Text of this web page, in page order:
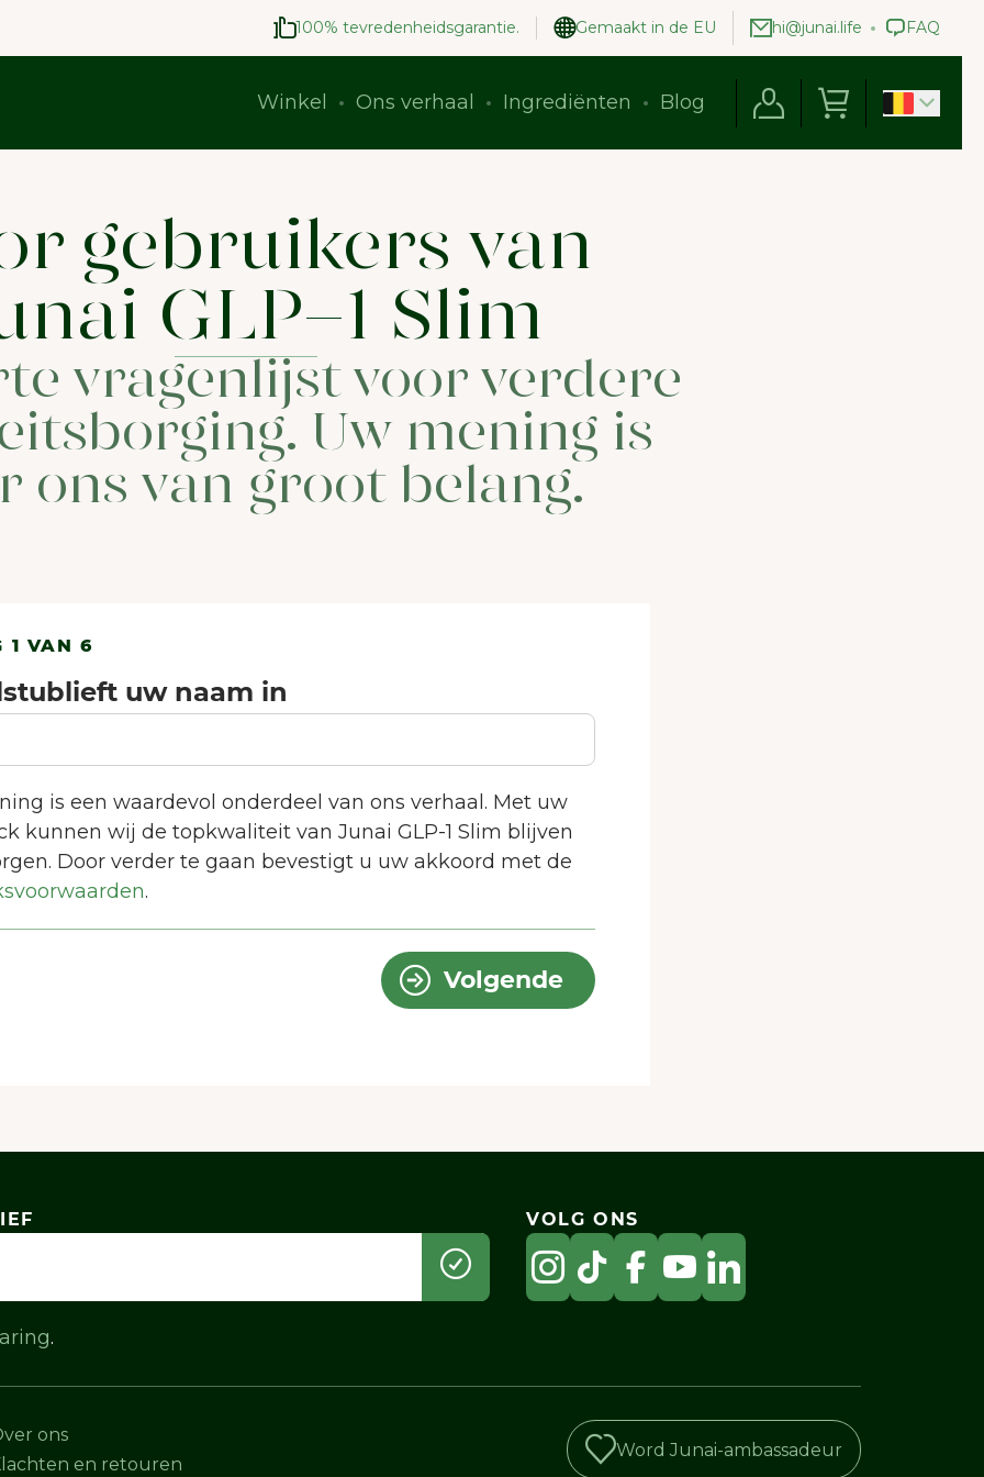
100% tevredenheidsgarantie. Gemaakt in de EU hi@junai.life FAQ
Winkel Ons verhaal Ingrediënten Blog
gebruikers van
GLP-1 Slim
vragenlijst voor verdere
Uw mening is
ons van groot belang.
1 VAN 6
uw naam in
is een waardevol onderdeel van ons verhaal. Met uw
kunnen wij de topkwaliteit van Junai GLP-1 Slim blijven
Door verder te gaan bevestigt u uw akkoord met de
.
Volgende
.
VOLG ONS
ons
en retouren
Word Junai-ambassadeur
WELKOM BIJ JUNAIU.
website gebruiken wij cookies die ons helpen de
te verbeteren.Meer over cookies